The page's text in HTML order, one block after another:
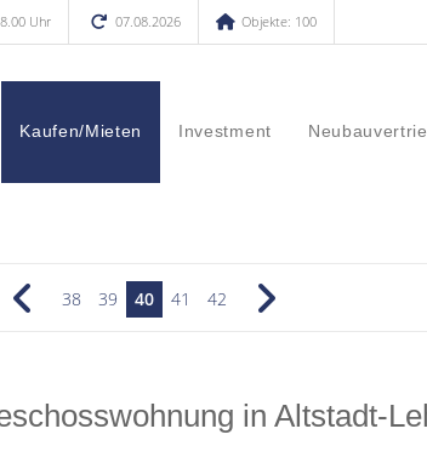
Uhr 07.08.2026 Objekte: 100
Kaufen/Mieten Investment
38 39 40 41 42
in Altstadt-